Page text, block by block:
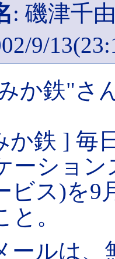
: 磯津千
9/
か鉄"さ
か鉄 ] 毎
ーショ
ビス)を9
。
ルは、